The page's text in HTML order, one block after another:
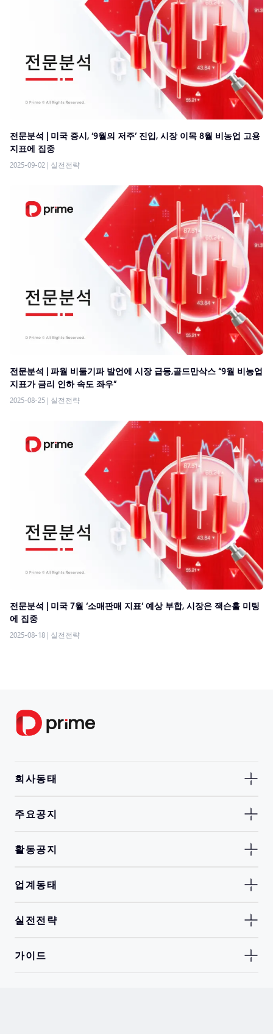
전문분석 | 미국 증시, ‘9월의 저주’ 진입, 시장 이목 8월 비농업 고용
지표에 집중
2025-09-02 | 실전전략
전문분석 | 파월 비둘기파 발언에 시장 급등,골드만삭스 “9월 비농업
지표가 금리 인하 속도 좌우”
2025-08-25 | 실전전략
전문분석 | 미국 7월 ‘소매판매 지표’ 예상 부합, 시장은 잭슨홀 미팅
에 집중
2025-08-18 | 실전전략
회사동태
주요공지
활동공지
업계동태
실전전략
가이드